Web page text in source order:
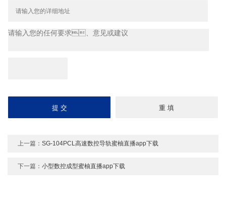
上一篇：SG-104PCL高速数控导轨蜜柚直播app下载
下一篇：小型数控成型蜜柚直播app下载